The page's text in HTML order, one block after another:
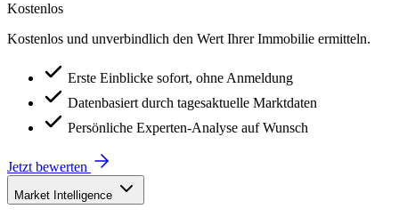
Kostenlos
Kostenlos und unverbindlich den Wert Ihrer Immobilie ermitteln.
Erste Einblicke sofort, ohne Anmeldung
Datenbasiert durch tagesaktuelle Marktdaten
Persönliche Experten-Analyse auf Wunsch
Jetzt bewerten
Market Intelligence